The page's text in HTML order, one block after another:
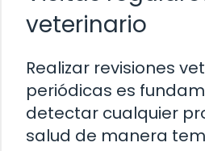
veterinario
Realizar revisiones
periódicas es
detectar cualquier
salud de manera